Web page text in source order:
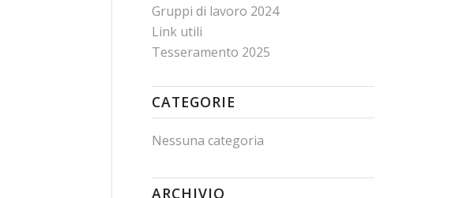
Gruppi di lavoro 2024
Link utili
Tesseramento 2025
CATEGORIE
Nessuna categoria
ARCHIVIO